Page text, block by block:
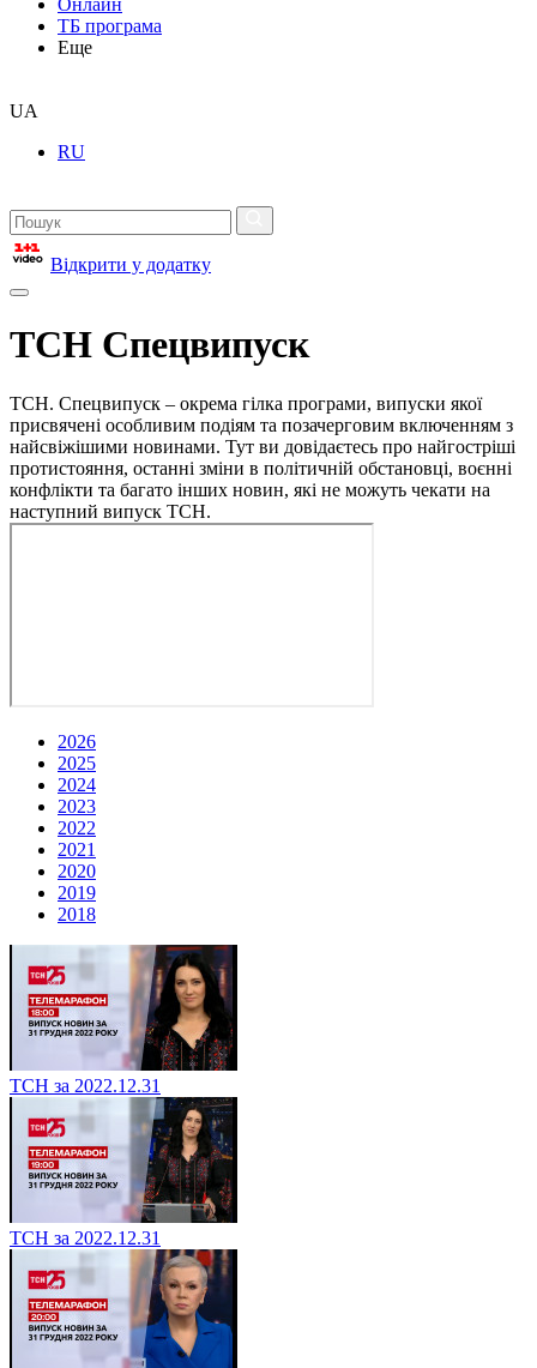
Онлайн
ТБ програма
Еще
UA
RU
Відкрити у додатку
ТСН Спецвипуск
ТСН. Спецвипуск – окрема гілка програми, випуски якої
присвячені особливим подіям та позачерговим включенням з
найсвіжішими новинами. Тут ви довідаєтесь про найгостріші
протистояння, останні зміни в політичній обстановці, воєнні
конфлікти та багато інших новин, які не можуть чекати на
наступний випуск ТСН.
2026
2025
2024
2023
2022
2021
2020
2019
2018
ТСН за 2022.12.31
ТСН за 2022.12.31